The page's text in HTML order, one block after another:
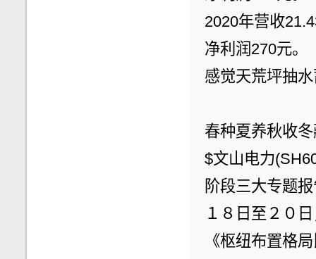
2020年营收
净利润270元。
感觉天荒坪抽
春种夏养秋收
$文山电力
阶段三大专题
１８日至２０
《枢纽布置格